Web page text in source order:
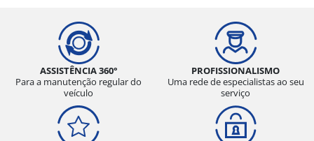
ASSISTÊNCIA 360°
Para a manutenção regular do
veículo
PROFISSIONALISMO
Uma rede de especialistas ao seu
serviço